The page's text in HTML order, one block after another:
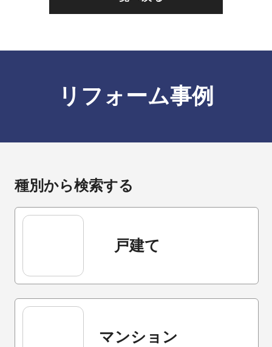
リフォーム事例
種別から検索する
戸建て
マンション